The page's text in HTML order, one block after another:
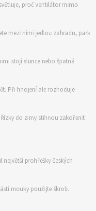
proč ventilátor mimo
mezi nimi jedlou zahradu, park
stojí slunce nebo špatná
Při hnojení ale rozhoduje
do zimy stihnou zakořenit
prohřešky českých
mouky použijte škrob.